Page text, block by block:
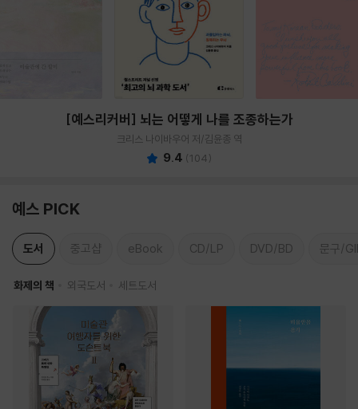
[예스리커버] 뇌는 어떻게 나를 조종하는가
크리스 나이바우어 저/김윤종 역
9.4 (104)
예스 PICK
도서 중고샵 eBook CD/LP DVD/BD 문구/
화제의 책 외국도서 세트도서